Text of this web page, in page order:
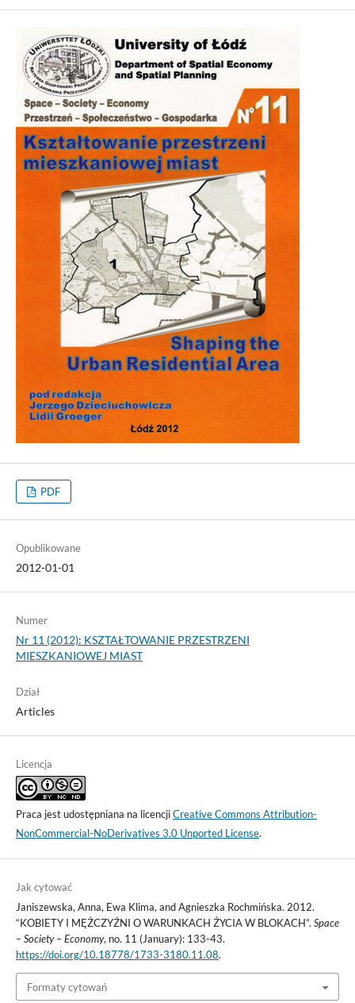
PDF
Opublikowane
2012-01-01
Numer
Nr 11 (2012): KSZTAŁTOWANIE PRZESTRZENI
MIESZKANIOWEJ MIAST
Dział
Articles
Licencja
Praca jest udostępniana na licencjiCreative Commons Attribution-
NonCommercial-NoDerivatives 3.0 Unported License.
Jak cytować
Janiszewska, Anna, Ewa Klima, and Agnieszka Rochmińska. 2012.
“KOBIETY I MĘŻCZYŹNI O WARUNKACH ŻYCIA W BLOKACH”. Space
– Society – Economy, no. 11 (January): 133-43.
https://doi.org/10.18778/1733-3180.11.08.
Formaty cytowań